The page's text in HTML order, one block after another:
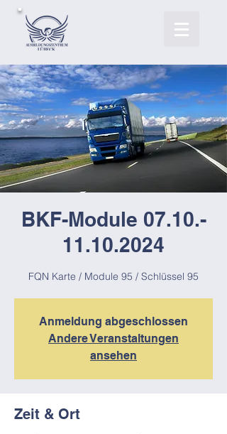
BKF-Module 07.10.-
11.10.2024
FQN Karte / Module 95 / Schlüssel 95
Anmeldung abgeschlossen
Andere Veranstaltungen
ansehen
Zeit & Ort